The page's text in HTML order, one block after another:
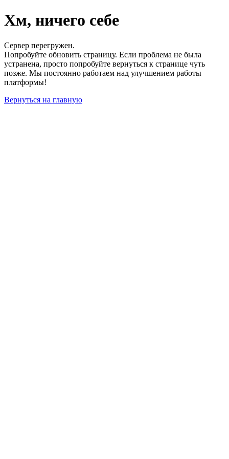
Хм, ничего себе
Сервер перегружен.
Попробуйте обновить страницу. Если проблема не была
устранена, просто попробуйте вернуться к странице чуть
позже. Мы постоянно работаем над улучшением работы
платформы!
Вернуться на главную